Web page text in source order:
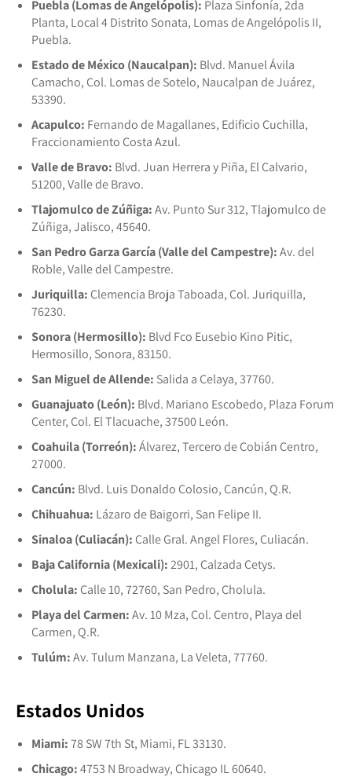
Puebla (Lomas de Angelópolis): Plaza Sinfonía, 2da
Planta, Local 4 Distrito Sonata, Lomas de Angelópolis II,
Puebla.
Estado de México (Naucalpan): Blvd. Manuel Ávila
Camacho, Col. Lomas de Sotelo, Naucalpan de Juárez,
53390.
Acapulco: Fernando de Magallanes, Edificio Cuchilla,
Fraccionamiento Costa Azul.
Valle de Bravo: Blvd. Juan Herrera y Piña, El Calvario,
51200, Valle de Bravo.
Tlajomulco de Zúñiga:Av. Punto Sur 312, Tlajomulco de
Zúñiga, Jalisco, 45640.
San Pedro Garza García (Valle del Campestre):Av. del
Roble, Valle del Campestre.
Juriquilla: Clemencia Broja Taboada, Col. Juriquilla,
76230.
Sonora (Hermosillo): Blvd Fco Eusebio Kino Pitic,
Hermosillo, Sonora, 83150.
San Miguel de Allende: Salida a Celaya, 37760.
Guanajuato (León): Blvd. Mariano Escobedo, Plaza Forum
Center, Col. El Tlacuache, 37500 León.
Coahuila (Torreón):Álvarez, Tercero de Cobián Centro,
27000.
Cancún: Blvd. Luis Donaldo Colosio, Cancún, Q.R.
Chihuahua: Lázaro de Baigorri, San Felipe II.
Sinaloa (Culiacán): Calle Gral. Angel Flores, Culiacán.
Baja California (Mexicali):2901, Calzada Cetys.
Cholula: Calle 10, 72760, San Pedro, Cholula.
Playa del Carmen:Av. 10 Mza, Col. Centro, Playa del
Carmen, Q.R.
Tulúm:Av. Tulum Manzana, La Veleta, 77760.
Estados Unidos
Miami:78 SW 7th St, Miami, FL 33130.
Chicago:4753 N Broadway, Chicago IL 60640.